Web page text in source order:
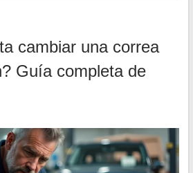
cambiar una correa
Guía completa de